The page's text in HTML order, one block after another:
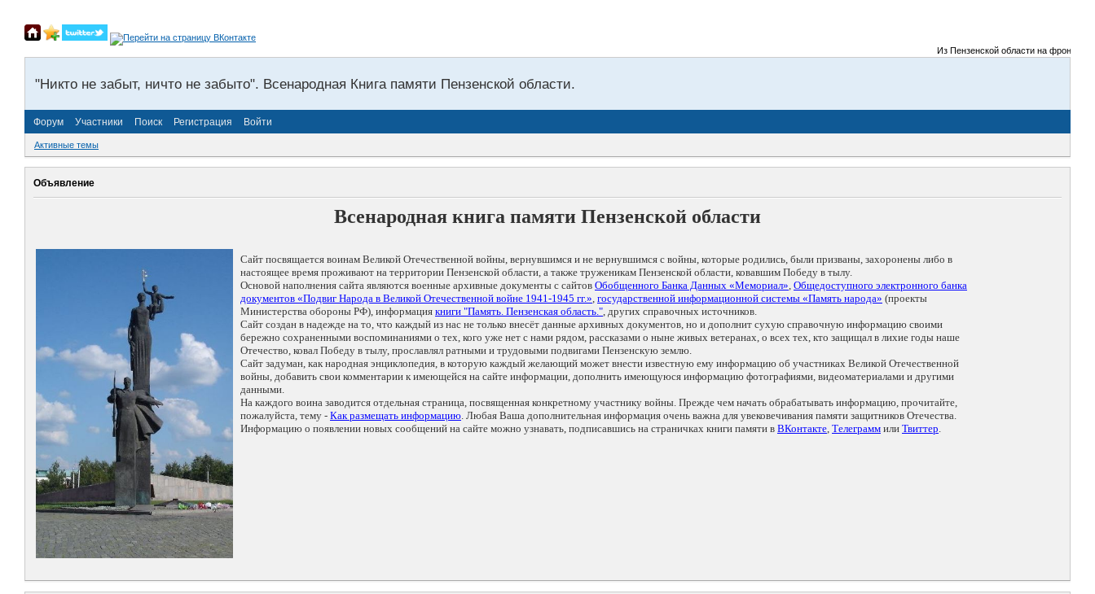
Из Пензенской области на фронты
"Никто не забыт, ничто не забыто". Всенародная Книга памяти Пензенской области.
Форум Участники Поиск Регистрация Войти
Активные темы
Объявление
Всенародная книга памяти Пензенской области
Сайт посвящается воинам Великой Отечественной войны, вернувшимся и не вернувшимся с войны, которые родились, были призваны, захоронены либо в
настоящее время проживают на территории Пензенской области, а также труженикам Пензенской области, ковавшим Победу в тылу.
Основой наполнения сайта являются военные архивные документы с сайтов Обобщенного Банка Данных «Мемориал», Общедоступного электронного банка
документов «Подвиг Народа в Великой Отечественной войне 1941-1945 гг.», государственной информационной системы «Память народа» (проекты
Министерства обороны РФ), информация книги "Память. Пензенская область.", других справочных источников.
Сайт создан в надежде на то, что каждый из нас не только внесёт данные архивных документов, но и дополнит сухую справочную информацию своими
бережно сохраненными воспоминаниями о тех, кого уже нет с нами рядом, рассказами о ныне живых ветеранах, о всех тех, кто защищал в лихие годы наше
Отечество, ковал Победу в тылу, прославлял ратными и трудовыми подвигами Пензенскую землю.
Сайт задуман, как народная энциклопедия, в которую каждый желающий может внести известную ему информацию об участниках Великой Отечественной
войны, добавить свои комментарии к имеющейся на сайте информации, дополнить имеющуюся информацию фотографиями, видеоматериалами и другими
данными.
На каждого воина заводится отдельная страница, посвященная конкретному участнику войны. Прежде чем начать обрабатывать информацию, прочитайте,
пожалуйста, тему - Как размещать информацию. Любая Ваша дополнительная информация очень важна для увековечивания памяти защитников Отечества.
Информацию о появлении новых сообщений на сайте можно узнавать, подписавшись на страничках книги памяти в ВКонтакте, Телеграмм или Твиттер.